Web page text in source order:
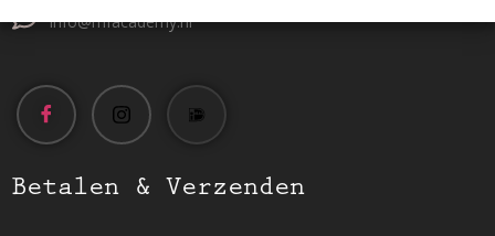
info@mfacademy.nl
Betalen & Verzenden